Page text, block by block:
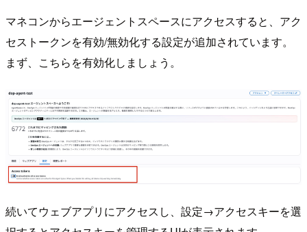
マネコンからエージェントスペースにアクセスすると、アク
セストークンを有効/無効化する設定が追加されています。
まず、こちらを有効化しましょう。
続いてウェブアプリにアクセスし、設定→アクセスキーを選